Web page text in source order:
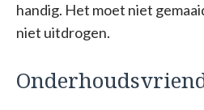
handig. Het moet niet
niet uitdrogen.